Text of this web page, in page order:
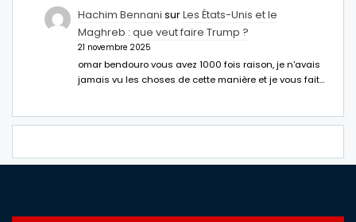
Hachim Bennani surLes États-Unis et le
Maghreb : que veut faire Trump ?
21 novembre 2025
omar bendouro vous avez 1000 fois raison, je n'avais
jamais vu les choses de cette manière et je vous fait…